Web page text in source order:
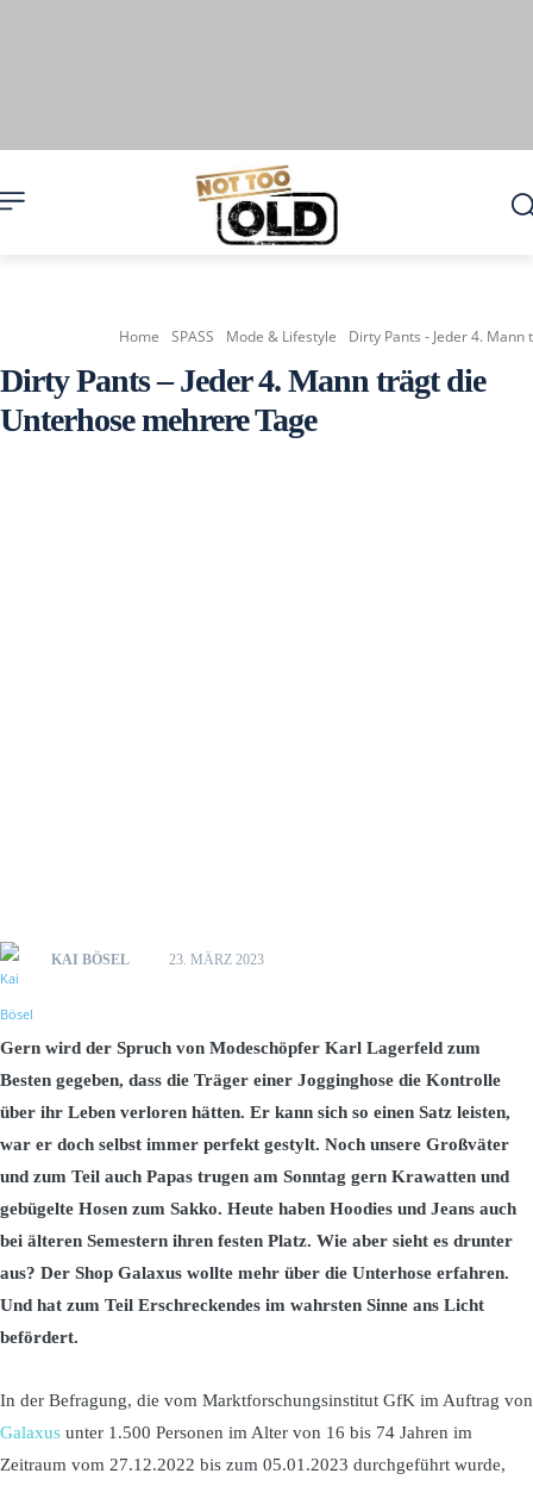
Home SPASS Mode & Lifestyle Dirty Pants - Jeder 4.
Dirty Pants – Jeder 4. Mann trägt die
Unterhose mehrere Tage
KAI BÖSEL 23. MÄRZ 2023
Gern wird der Spruch von Modeschöpfer Karl Lagerfeld zum
Besten gegeben, dass die Träger einer Jogginghose die Kontrolle
über ihr Leben verloren hätten. Er kann sich so einen Satz leisten,
war er doch selbst immer perfekt gestylt. Noch unsere Großväter
und zum Teil auch Papas trugen am Sonntag gern Krawatten und
gebügelte Hosen zum Sakko. Heute haben Hoodies und Jeans auch
bei älteren Semestern ihren festen Platz. Wie aber sieht es drunter
aus? Der Shop Galaxus wollte mehr über die Unterhose erfahren.
Und hat zum Teil Erschreckendes im wahrsten Sinne ans Licht
befördert.
In der Befragung, die vom Marktforschungsinstitut GfK im Auftrag von
Galaxus unter 1.500 Personen im Alter von 16 bis 74 Jahren im
Zeitraum vom 27.12.2022 bis zum 05.01.2023 durchgeführt wurde,